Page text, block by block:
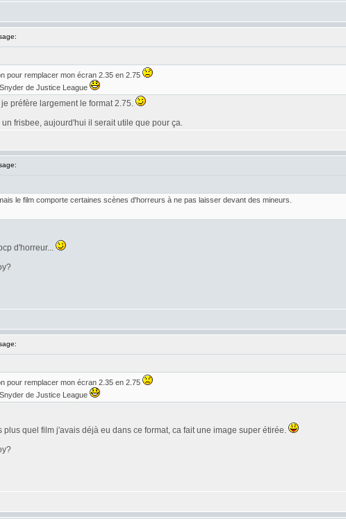
pour remplacer mon écran 2.35 en 2.75
de Justice League
préfère largement le format 2.75.
frisbee, aujourd'hui il serait utile que pour ça.
le film comporte certaines scènes d'horreurs à ne pas laisser devant des mineurs.
d'horreur...
pour remplacer mon écran 2.35 en 2.75
de Justice League
quel film j'avais déjà eu dans ce format, ca fait une image super étirée.